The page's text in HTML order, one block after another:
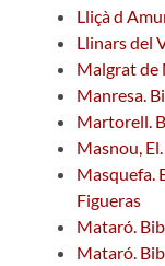
Lliçà d
Llinars del
Malgrat de
Manresa.
Martorell.
Masnou,
Masquefa.
Figueras
Mataró.
Mataró.